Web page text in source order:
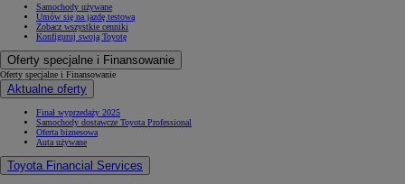
Samochody używane
Umów się na jazdę testową
Zobacz wszystkie cenniki
Konfiguruj swoją Toyotę
Oferty specjalne i Finansowanie
Oferty specjalne i Finansowanie
Aktualne oferty
Finał wyprzedaży 2025
Samochody dostawcze Toyota Professional
Oferta biznesowa
Auta używane
Toyota Financial Services